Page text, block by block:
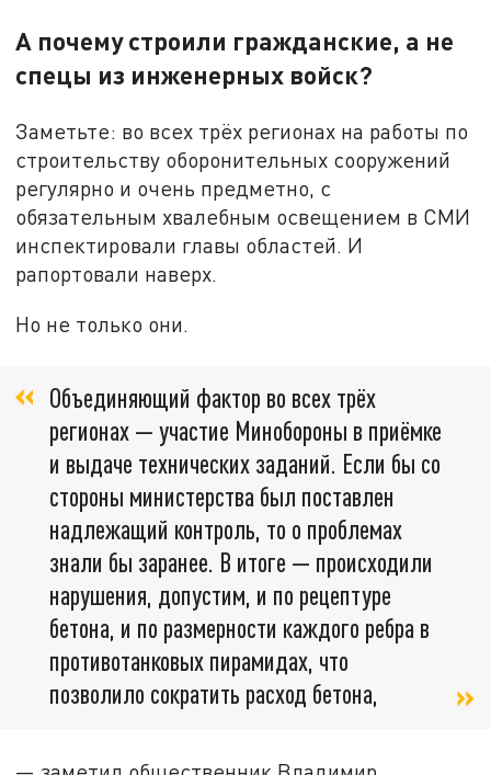
А почему строили гражданские, а не
спецы из инженерных войск?
Заметьте: во всех трёх регионах на работы по
строительству оборонительных сооружений
регулярно и очень предметно, с
обязательным хвалебным освещением в СМИ
инспектировали главы областей. И
рапортовали наверх.
Но не только они.
Объединяющий фактор во всех трёх
регионах — участие Минобороны в приёмке
и выдаче технических заданий. Если бы со
стороны министерства был поставлен
надлежащий контроль, то о проблемах
знали бы заранее. В итоге — происходили
нарушения, допустим, и по рецептуре
бетона, и по размерности каждого ребра в
противотанковых пирамидах, что
позволило сократить расход бетона,